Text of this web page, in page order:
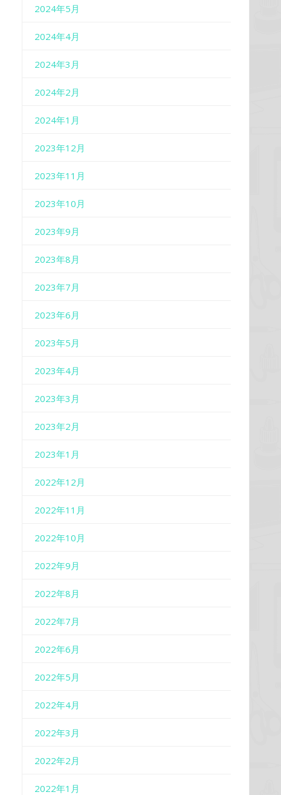
2024年5月
2024年4月
2024年3月
2024年2月
2024年1月
2023年12月
2023年11月
2023年10月
2023年9月
2023年8月
2023年7月
2023年6月
2023年5月
2023年4月
2023年3月
2023年2月
2023年1月
2022年12月
2022年11月
2022年10月
2022年9月
2022年8月
2022年7月
2022年6月
2022年5月
2022年4月
2022年3月
2022年2月
2022年1月